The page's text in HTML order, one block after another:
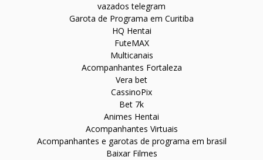
vazados telegram
Garota de Programa em Curitiba
HQ Hentai
FuteMAX
Multicanais
Acompanhantes Fortaleza
Vera bet
CassinoPix
Bet 7k
Animes Hentai
Acompanhantes Virtuais
Acompanhantes e garotas de programa em brasil
Baixar Filmes